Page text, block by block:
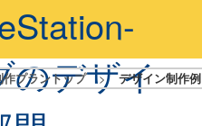
プラントップ > デザイン制作例